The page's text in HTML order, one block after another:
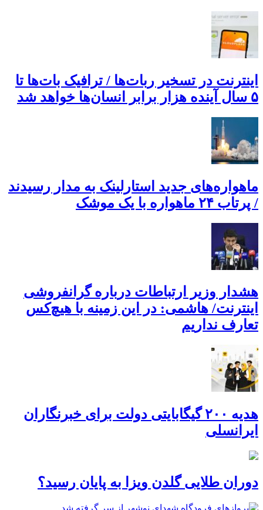
اینترنت در تسخیر ربات‌ها / ترافیک بات‌ها تا
۵ سال آینده هزار برابر انسان‌ها خواهد شد
ماهواره‌های جدید استارلینک به مدار رسیدند
/ پرتاب ۲۴ ماهواره با یک موشک
هشدار وزیر ارتباطات درباره گرانفروشی
اینترنت/ هاشمی: در این زمینه با هیچ‌کس
تعارف نداریم
هدیه ۲۰۰ گیگابایتی دولت برای خبرنگاران
ایرانسلی
دوران طلایی گلدن ویزا به پایان رسید؟